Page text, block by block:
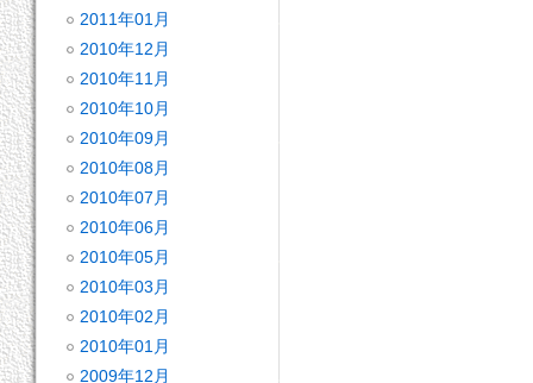
2011年01月
2010年12月
2010年11月
2010年10月
2010年09月
2010年08月
2010年07月
2010年06月
2010年05月
2010年03月
2010年02月
2010年01月
2009年12月